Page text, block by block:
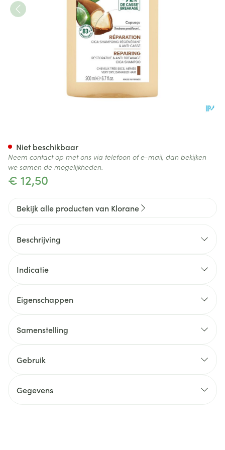
€ 12,50
Niet beschikbaar
Neem contact op met ons via telefoon of e-mail, dan bekijken
we samen de mogelijkheden.
Bekijk alle producten van Klorane
Beschrijving
Indicatie
Eigenschappen
Samenstelling
Gebruik
Gegevens